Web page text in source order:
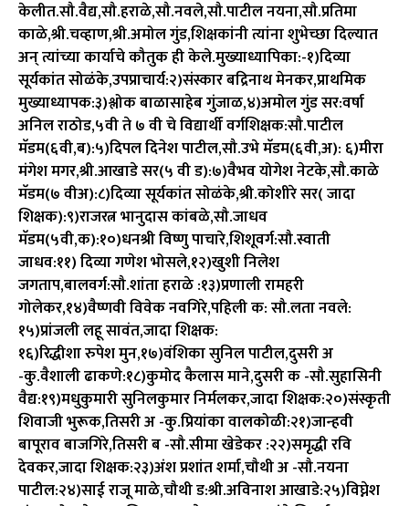
केलीत.सौ.वैद्य,सौ.हराळे,सौ.नवले,सौ.पाटील नयना,सौ.प्रतिमा
काळे,श्री.चव्हाण,श्री.अमोल गुंड,शिक्षकांनी त्यांना शुभेच्छा दिल्यात
अन् त्यांच्या कार्याचे कौतुक ही केले.मुख्याध्यापिका:-१)दिव्या
सूर्यकांत सोळंके,उपप्राचार्य:२)संस्कार बद्रिनाथ मेनकर,प्राथमिक
मुख्याध्यापक:३)श्लोक बाळासाहेब गुंजाळ,४)अमोल गुंड सर:वर्षा
अनिल राठोड,५वी ते ७ वी चे विद्यार्थी वर्गशिक्षक:सौ.पाटील
मॅडम(६वी,ब):५)दिपल दिनेश पाटील,सौ.उभे मॅडम(६वी,अ): ६)मीरा
मंगेश मगर,श्री.आखाडे सर(५ वी ड):७)वैभव योगेश नेटके,सौ.काळे
मॅडम(७ वीअ):८)दिव्या सूर्यकांत सोळंके,श्री.कोशीरे सर( जादा
शिक्षक):९)राजरत्न भानुदास कांबळे,सौ.जाधव
मॅडम(५वी,क):१०)धनश्री विष्णु पाचारे,शिशूवर्ग:सौ.स्वाती
जाधव:११) दिव्या गणेश भोसले,१२)खुशी निलेश
जगताप,बालवर्ग:सौ.शांता हराळे :१३)प्रणाली रामहरी
गोलेकर,१४)वैष्णवी विवेक नवगिरे,पहिली क: सौ.लता नवले:
१५)प्रांजली लहू सावंत,जादा शिक्षक:
१६)रिद्धीशा रुपेश मुन,१७)वंशिका सुनिल पाटील,दुसरी अ
-कु.वैशाली ढाकणे:१८)कुमोद कैलास माने,दुसरी क -सौ.सुहासिनी
वैद्य:१९)मधुकुमारी सुनिलकुमार निर्मलकर,जादा शिक्षक:२०)संस्कृती
शिवाजी भुरूक,तिसरी अ -कु.प्रियांका वालकोळी:२१)जान्हवी
बापूराव बाजगिरे,तिसरी ब -सौ.सीमा खेडेकर :२२)समृद्धी रवि
देवकर,जादा शिक्षक:२३)अंश प्रशांत शर्मा,चौथी अ -सौ.नयना
पाटील:२४)साई राजू माळे,चौथी ड:श्री.अविनाश आखाडे:२५)विघ्नेश